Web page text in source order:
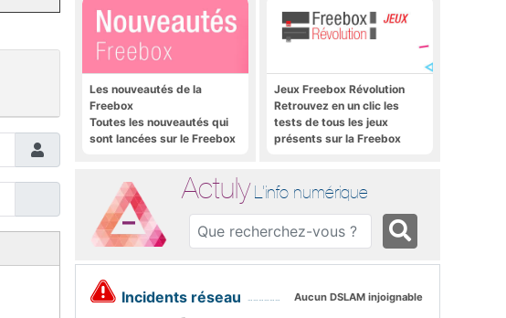
Les nouveautés de la
Freebox
Toutes les nouveautés qui
sont lancées sur le Freebox
Jeux Freebox Révolution
Retrouvez en un clic les
tests de tous les jeux
présents sur la Freebox
Actuly L'info numérique
Incidents réseau Aucun DSLAM injoignable